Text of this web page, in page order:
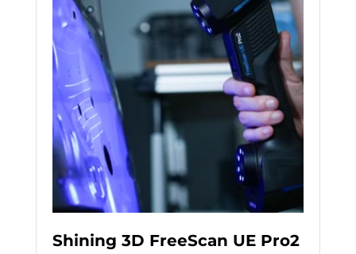
Shining 3D FreeScan UE Pro2